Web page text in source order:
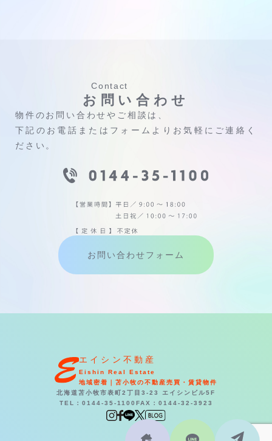
Contact
お問い合わせ
物件のお問い合わせやご相談は、
下記のお電話またはフォームよりお気軽にご連絡く
ださい。
お問い合わせフォーム
エイシン不動産
Eishin Real Estate
地域密着｜苫小牧の不動産売買・賃貸物件
北海道苫小牧市表町2丁目3-23 エイシンビル5F
TEL：0144-35-1100 FAX：0144-32-3923